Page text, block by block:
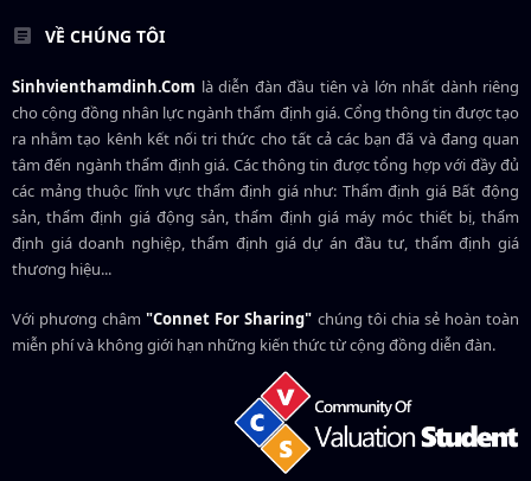
VỀ CHÚNG TÔI
Sinhvienthamdinh.Com là diễn đàn đầu tiên và lớn nhất dành riêng
cho cộng đồng nhân lực ngànhthẩm định giá. Cổng thông tin được tạo
ra nhằm tạo kênh kết nối tri thức cho tất cả các bạn đã và đang quan
tâm đến ngành thẩm định giá. Các thông tin được tổng hợp với đầy đủ
các mảng thuộc lĩnh vực thẩm định giá như: Thẩm định giá Bất động
sản, thẩm định giá động sản, thẩm định giá máy móc thiết bị, thẩm
định giá doanh nghiệp, thẩm định giá dự án đầu tư, thẩm định giá
thương hiệu...
Với phương châm"Connet For Sharing" chúng tôi chia sẻ hoàn toàn
miễn phí và không giới hạn những kiến thức từ cộng đồng diễn đàn.